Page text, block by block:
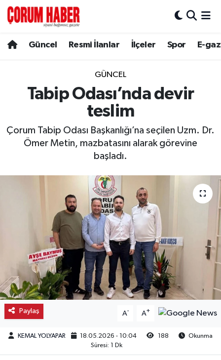
Güncel Resmi İlanlar İlçeler Spor E-
GÜNCEL
Tabip Odası’nda devir
teslim
Çorum Tabip Odası Başkanlığı’na seçilen Uzm. Dr.
Ömer Metin, mazbatasını alarak görevine
başladı.
Paylaş A- A+
KEMAL YOLYAPAR 18.05.2026 - 10:04 188
Okunma
Süresi: 1 Dk
Spor
Resmi İlanlar
Bayat
Laçin
Mecitözü
Oğuzlar
Ortaköy
Hava Durumu
Çorum Namaz Vakitleri
Süper Lig Puan Durumu ve Fikstür
Son Dakika Haberleri
Haber Arşivi